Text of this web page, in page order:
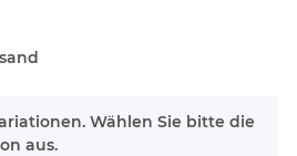
Wählen Sie bitte die
aus.